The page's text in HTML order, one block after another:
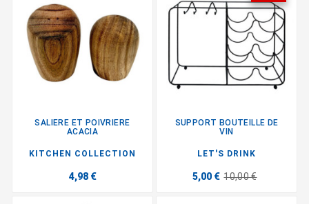
SALIERE ET POIVRIERE
ACACIA
KITCHEN COLLECTION
4,98 €
SUPPORT BOUTEILLE DE
VIN
LET'S DRINK
5,00 € 10,00 €